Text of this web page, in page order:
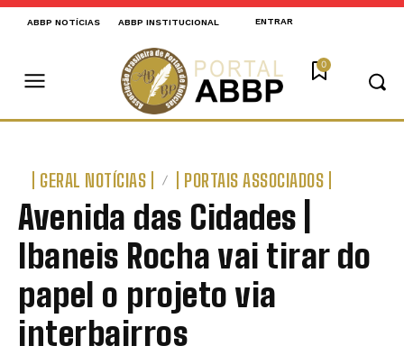
ABBP NOTÍCIAS ABBP INSTITUCIONAL ENTRAR
0
GERAL NOTÍCIAS PORTAIS ASSOCIADOS
Avenida das Cidades |
Ibaneis Rocha vai tirar do
papel o projeto via
interbairros